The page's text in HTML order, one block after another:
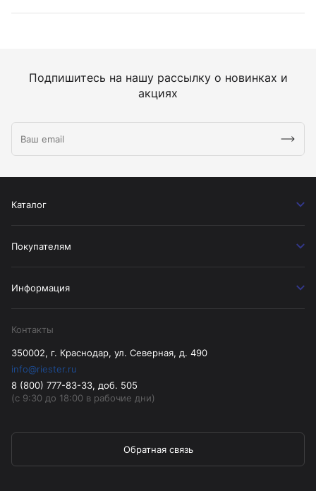
Подпишитесь на нашу рассылку о новинках и
акциях
Каталог
Покупателям
Информация
Контакты
350002, г. Краснодар, ул. Северная, д. 490
info@riester.ru
8 (800) 777-83-33, доб. 505
(с 9:30 до 18:00 в рабочие дни)
Обратная связь